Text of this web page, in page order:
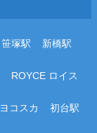
笹塚駅 新橋駅
ROYCE ロイス
ヨコスカ 初台駅